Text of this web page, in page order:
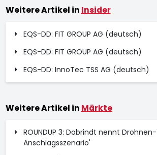
Weitere Artikel in Insider
EQS-DD: FIT GROUP AG (deutsch)
EQS-DD: FIT GROUP AG (deutsch)
EQS-DD: InnoTec TSS AG (deutsch)
Weitere Artikel in Märkte
ROUNDUP 3: Dobrindt nennt
Anschlagsszenario'